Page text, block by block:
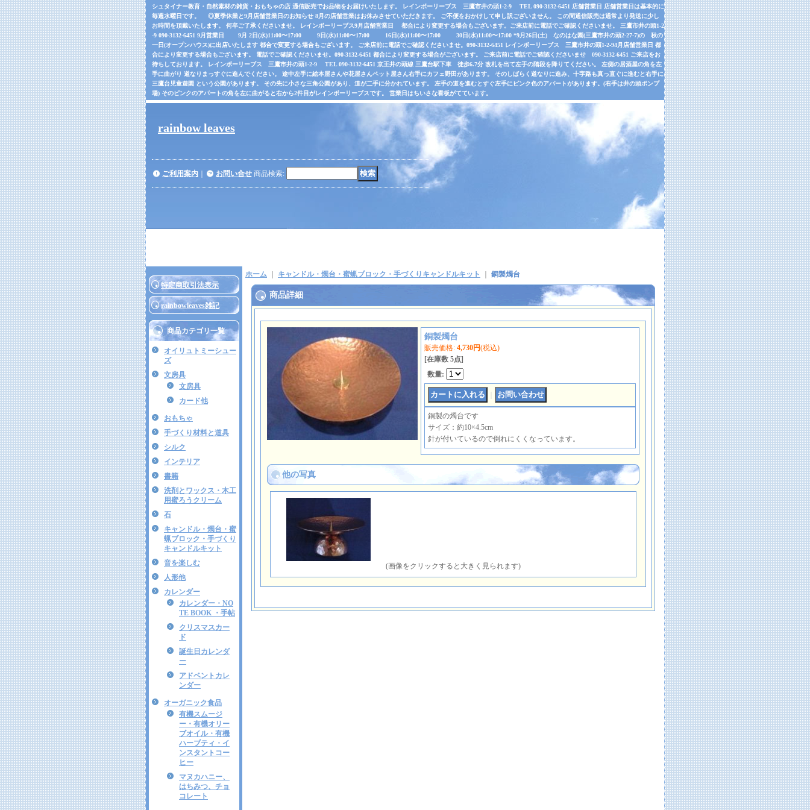
シュタイナー教育・自然素材の雑貨・おもちゃの店 通信販売でお品物をお届けいたします。 レインボーリーブス 三鷹市井の頭1-2-9 TEL 090-3132-6451 店舗営業日 店舗営業日は基本的に
毎週水曜日です。 ◎夏季休業と9月店舗営業日のお知らせ 8月の店舗営業はお休みさせていただきます。 ご不便をおかけして申し訳ございません。 この間通信販売は通常より発送に少し
お時間を頂戴いたします。 何卒ご了承くださいませ。 レインボーリーブス9月店舗営業日 都合により変更する場合もございます。ご来店前に電話でご確認くださいませ。 三鷹市井の頭1-2
-9 090-3132-6451 9月営業日 9月 2日(水)11:00〜17:00 9日(水)11:00〜17:00 16日(水)11:00〜17:00 30日(水)11:00〜17:00 *9月26日(土) なのはな園(三鷹市井の頭2-27-7)の 秋の
一日(オープンハウス)に出店いたします 都合で変更する場合もございます。 ご来店前に電話でご確認くださいませ。090-3132-6451 レインボーリーブス 三鷹市井の頭1-2-94月店舗営業日 都
合により変更する場合もございます。 電話でご確認くださいませ。090-3132-6451 都合により変更する場合がございます。 ご来店前に電話でご確認くださいませ 090-3132-6451 ご来店をお
待ちしております。 レインボーリーブス 三鷹市井の頭1-2-9 TEL 090-3132-6451 京王井の頭線 三鷹台駅下車 徒歩6.7分 改札を出て左手の階段を降りてください。 左側の居酒屋の角を左
手に曲がり 道なりまっすぐに進んでください。 途中左手に絵本屋さんや花屋さんペット屋さん右手にカフェ野田があります。 そのしばらく道なりに進み、十字路も真っ直ぐに進むと右手に
三鷹台児童遊園 という公園があります。 その先に小さな三角公園があり、道が二手に分かれています。 左手の道を進むとすぐ左手にピンク色のアパートがあります。(右手は井の頭ポンプ
場) そのピンクのアパートの角を左に曲がると右から2件目がレインボーリーブスです。 営業日はちいさな看板がてています。
rainbow leaves
ご利用案内 お問い合せ 商品検索:
特定商取引法表示
rainbowleaves雑記
商品カテゴリ一覧
オイリュトミーシュー
ズ
文房具
文房具
カード他
おもちゃ
手づくり材料と道具
シルク
インテリア
書籍
洗剤とワックス・木工
用蜜ろうクリーム
石
キャンドル・燭台・蜜
蝋ブロック・手づくり
キャンドルキット
音を楽しむ
人形他
カレンダー
カレンダー・NO
TE BOOK ・手帖
クリスマスカー
ド
誕生日カレンダ
ー
アドベントカレ
ンダー
オーガニック食品
有機スムージ
ー・有機オリー
ブオイル・有機
ハーブティ・イ
ンスタントコー
ヒー
マヌカハニー、
はちみつ、チョ
コレート
ホーム キャンドル・燭台・蜜蝋ブロック・手づくりキャンドルキット 銅製燭台
商品詳細
銅製燭台
販売価格: 4,730円(税込)
[在庫数 5点]
数量:
銅製の燭台です
サイズ：約10×4.5cm
針が付いているので倒れにくくなっています。
他の写真
(画像をクリックすると大きく見られます)